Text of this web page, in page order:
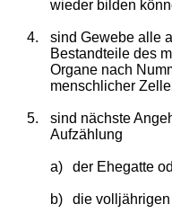
wieder bilden
4.
sind Gewebe alle
Bestandteile des
Organe nach
menschlicher
5.
sind nächste
Aufzählung
a) der Ehegatte
b) die volljährigen